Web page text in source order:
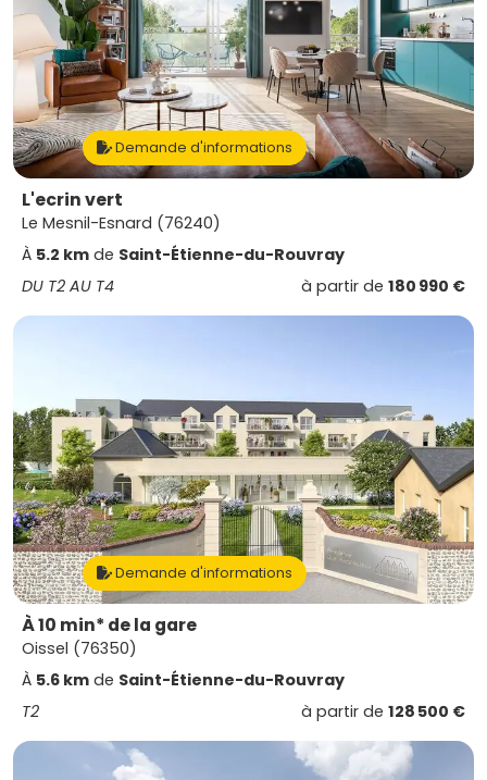
Demande d'informations
L'ecrin vert
Le Mesnil-Esnard (76240)
À 5.2 km de Saint-Étienne-du-Rouvray
DU T2 AU T4
à partir de 180 990 €
Demande d'informations
À 10 min* de la gare
Oissel (76350)
À 5.6 km de Saint-Étienne-du-Rouvray
T2
à partir de 128 500 €